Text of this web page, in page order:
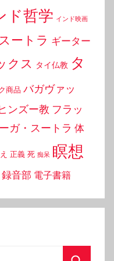
ド哲学 インド映画
ートラ ギーター
クス タイ仏教 タ
商品 バガヴァッ
ンズー教 フラッ
ガ・スートラ 体
正義 死 痴呆 瞑想
録音部 電子書籍